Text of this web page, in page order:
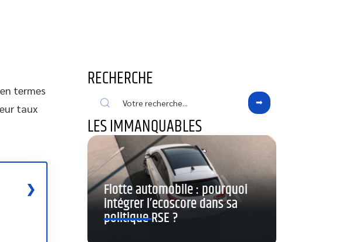
termes
taux
RECHERCHE
LES IMMANQUABLES
Flotte automobile : pourquoi
intégrer l’ecoscore dans sa
politique RSE ?